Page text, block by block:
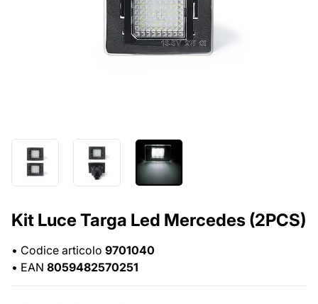
Kit Luce Targa Led Mercedes (2PCS)
• Codice articolo 9701040
• EAN 8059482570251